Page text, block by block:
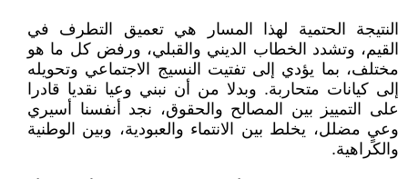
النتيجة الحتمية لهذا المسار هي تعميق التطرف في
القيم، وتشدد الخطاب الديني والقبلي، ورفض كل ما هو
مختلف، بما يؤدي إلى تفتيت النسيج الاجتماعي وتحويله
إلى كيانات متحاربة. وبدلا من أن نبني وعيا نقديا قادرا
على التمييز بين المصالح والحقوق، نجد أنفسنا أسيري
وعيٍ مضلل، يخلط بين الانتماء والعبودية، وبين الوطنية
والكراهية.